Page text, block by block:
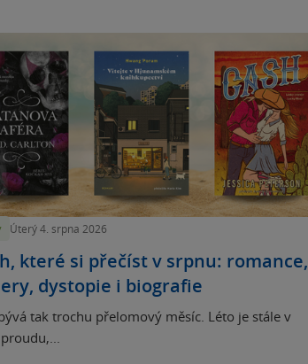
Úterý 4. srpna 2026
které si přečíst v srpnu: romance,
dystopie i biografie
tak trochu přelomový měsíc. Léto je stále v